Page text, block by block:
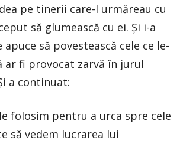
pe tinerii care-l urmăreau cu
să glumească cu ei. Și i-a
apuce să povestească cele ce le-
ar fi provocat zarvă în jurul
a continuat:
folosim pentru a urca spre cele
să vedem lucrarea lui